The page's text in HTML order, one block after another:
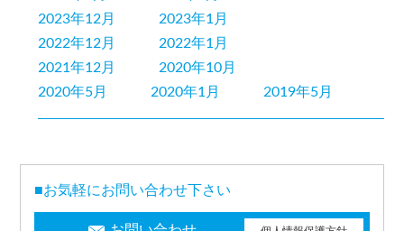
2023年12月
2023年1月
2022年12月
2022年1月
2021年12月
2020年10月
2020年5月
2020年1月 2019年5月
■お気軽にお問い合わせ下さい